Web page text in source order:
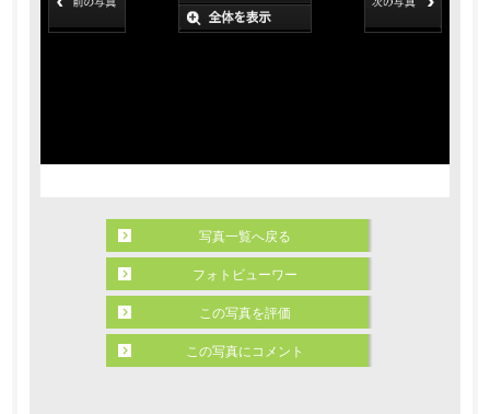
写真一覧へ戻る
フォトビューワー
この写真を評価
この写真にコメント